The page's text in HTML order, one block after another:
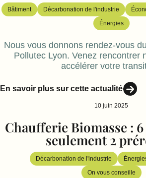
Bâtiment Décarbonation de l'industrie
Énergies
Nous vous donnons rendez-vous
Pollutec Lyon. Venez rencontrer
accélérer votre
En savoir plus sur cette actualité
10 juin 2025
Chaufferie Biomasse :
seulement 2
Décarbonation de l'industrie
On vous conseille